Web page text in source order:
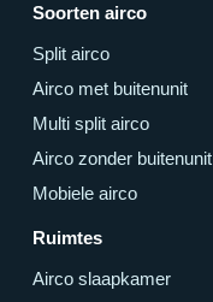
Soorten airco
Split airco
Airco met buitenunit
Multi split airco
Airco zonder buitenunit
Mobiele airco
Ruimtes
Airco slaapkamer